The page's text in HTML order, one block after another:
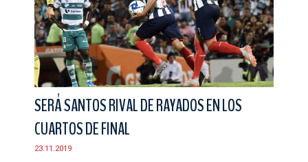
SERÁ SANTOS RIVAL DE RAYADOS EN LOS
CUARTOS DE FINAL
23.11.2019